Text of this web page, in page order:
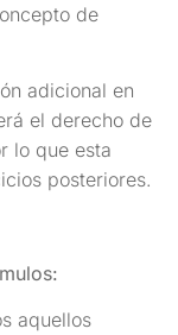
de
adicional en
el derecho de
lo que esta
posteriores.
aquellos